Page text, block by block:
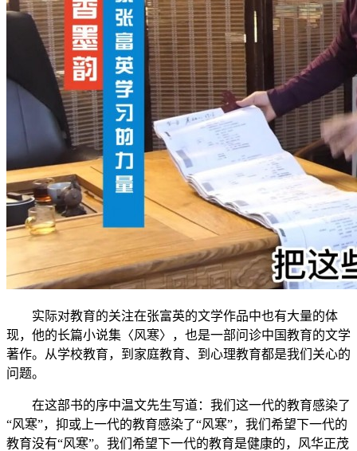
实际对教育的关注在张富英的文学作品中也有大量的体
现，他的长篇小说集〈风寒〉，也是一部问诊中国教育的文学
著作。从学校教育，到家庭教育、到心理教育都是我们关心的
问题。
在这部书的序中温文先生写道：我们这一代的教育感染了
“风寒”，抑或上一代的教育感染了“风寒”，我们希望下一代的
教育没有“风寒”。我们希望下一代的教育是健康的，风华正茂